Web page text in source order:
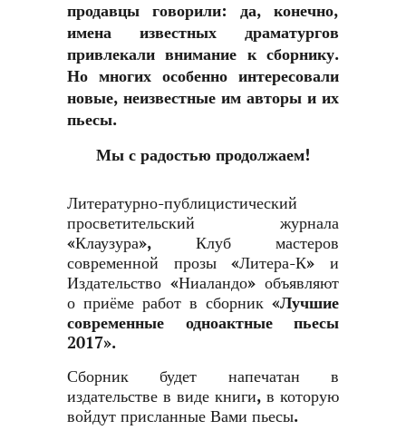
продавцы говорили: да, конечно,
имена известных драматургов
привлекали внимание к сборнику.
Но многих особенно интересовали
новые, неизвестные им авторы и их
пьесы.
Мы с радостью продолжаем!
Литературно-публицистический
просветительский журнала
«Клаузура», Клуб мастеров
современной прозы«Литера-К» и
Издательство «Ниаландо» объявляют
о приёме работ в сборник «Лучшие
современные одноактные пьесы
2017».
Сборник будет напечатан в
издательстве в виде книги, в которую
войдут присланные Вами пьесы.